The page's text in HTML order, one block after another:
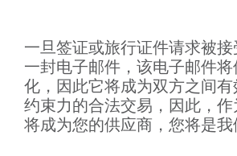
一旦签证或旅行证件请求被
一封电子邮件，该电子邮件
化，因此它将成为双方之间
约束力的合法交易，因此，
将成为您的供应商，您将是我